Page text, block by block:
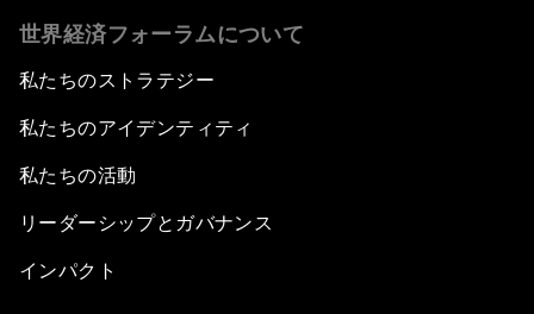
世界経済フォーラムについて
私たちのストラテジー
私たちのアイデンティティ
私たちの活動
リーダーシップとガバナンス
インパクト